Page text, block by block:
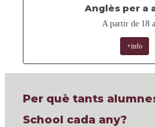
Anglès per a
A partir de 18
+info
Per què tants
School cada any?